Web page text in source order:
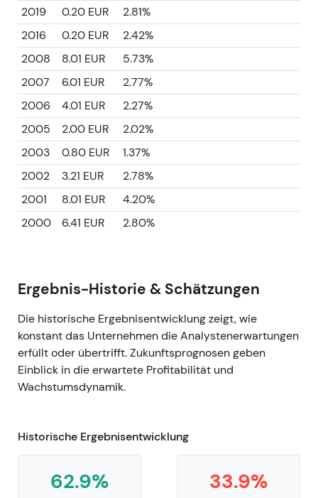
2019
0.20 EUR
2.81%
2016
0.20 EUR
2.42%
2008
8.01 EUR
5.73%
2007
6.01 EUR
2.77%
2006
4.01 EUR
2.27%
2005
2.00 EUR
2.02%
2003
0.80 EUR
1.37%
2002
3.21 EUR
2.78%
2001
8.01 EUR
4.20%
2000
6.41 EUR 2.80%
Ergebnis-Historie & Schätzungen
Die historische Ergebnisentwicklung zeigt, wie
konstant das Unternehmen die Analystenerwartungen
erfüllt oder übertrifft. Zukunftsprognosen geben
Einblick in die erwartete Profitabilität und
Wachstumsdynamik.
Historische Ergebnisentwicklung
62.9% 33.9%